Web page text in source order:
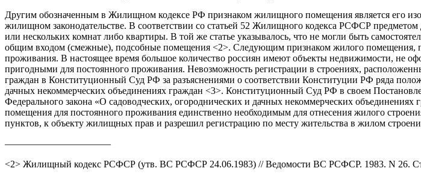
Другим обозначенным в Жилищном кодексе РФ признаком жилищного помещения является его
жилищном законодательстве. В соответствии со статьей 52 Жилищного кодекса РСФСР
или нескольких комнат либо квартиры. В той же статье указывалось, что не могли быть
общим входом (смежные), подсобные помещения <2>. Следующим признаком жилого помещения,
проживания. В настоящее время большое количество россиян имеют объекты недвижимости,
пригодными для постоянного проживания. Невозможность регистрации в строениях,
граждан в Конституционный Суд РФ за разъяснениями о соответствии Конституции РФ ряда
дачных некоммерческих объединениях граждан <3>. Конституционный Суд РФ в своем
Федерального закона «О садоводческих, огороднических и дачных некоммерческих
помещения для постоянного проживания единственно необходимым для отнесения жилого
пунктов, к объекту жилищных прав и разрешил регистрацию по месту жительства в жилом
———————————
<2> Жилищный кодекс РСФСР (утв. ВС РСФСР 24.06.1983) // Ведомости ВС РСФСР. 1983. N 26. Ст.